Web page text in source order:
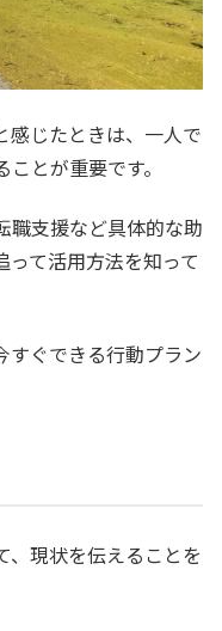
感じたときは、一人で
とが重要です。
職支援など具体的な助
て活用方法を知って
すぐできる行動プラン
、現状を伝えることを